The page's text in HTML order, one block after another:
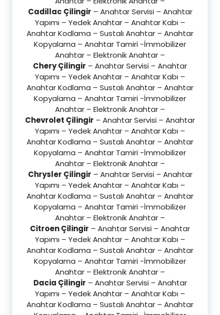
Cadillac Çilingir – Anahtar Servisi – Anahtar
Yapımı – Yedek Anahtar – Anahtar Kabı –
Anahtar Kodlama – Sustalı Anahtar – Anahtar
Kopyalama – Anahtar Tamiri -İmmobilizer
Anahtar – Elektronik Anahtar –
Chery Çilingir – Anahtar Servisi – Anahtar
Yapımı – Yedek Anahtar – Anahtar Kabı –
Anahtar Kodlama – Sustalı Anahtar – Anahtar
Kopyalama – Anahtar Tamiri -İmmobilizer
Anahtar – Elektronik Anahtar –
Chevrolet Çilingir – Anahtar Servisi – Anahtar
Yapımı – Yedek Anahtar – Anahtar Kabı –
Anahtar Kodlama – Sustalı Anahtar – Anahtar
Kopyalama – Anahtar Tamiri -İmmobilizer
Anahtar – Elektronik Anahtar –
Chrysler Çilingir – Anahtar Servisi – Anahtar
Yapımı – Yedek Anahtar – Anahtar Kabı –
Anahtar Kodlama – Sustalı Anahtar – Anahtar
Kopyalama – Anahtar Tamiri -İmmobilizer
Anahtar – Elektronik Anahtar –
Citroen Çilingir – Anahtar Servisi – Anahtar
Yapımı – Yedek Anahtar – Anahtar Kabı –
Anahtar Kodlama – Sustalı Anahtar – Anahtar
Kopyalama – Anahtar Tamiri -İmmobilizer
Anahtar – Elektronik Anahtar –
Dacia Çilingir – Anahtar Servisi – Anahtar
Yapımı – Yedek Anahtar – Anahtar Kabı –
Anahtar Kodlama – Sustalı Anahtar – Anahtar